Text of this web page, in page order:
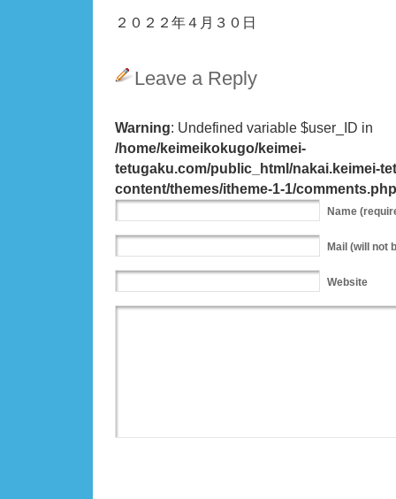
２０２２年４月３０日
Leave a Reply
Warning: Undefined variable $user_ID in
/home/keimeikokugo/keimei-
tetugaku.com/public_html/nakai.keimei-
content/themes/itheme-1-1/comments.php
Name
Mail (will not
Website